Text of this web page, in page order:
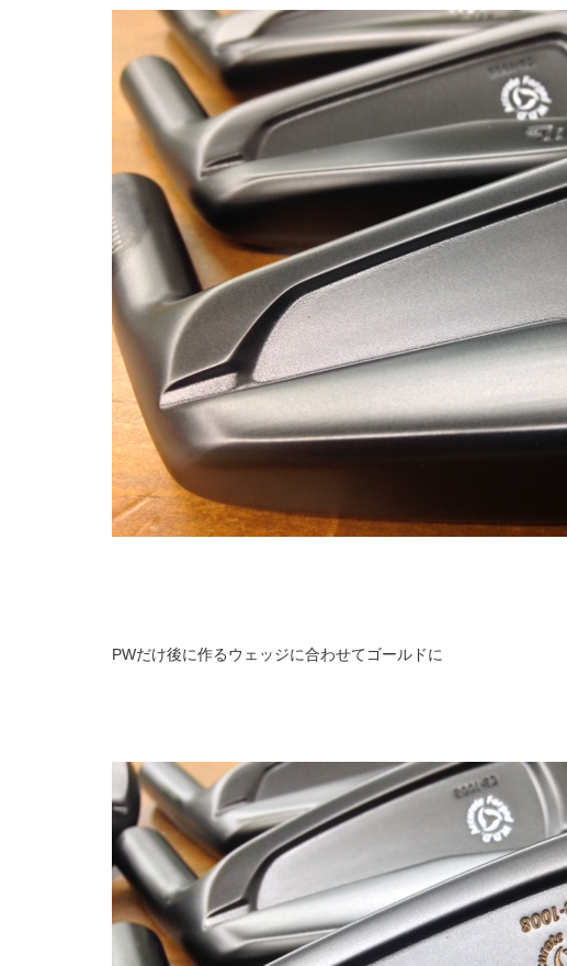
PWだけ後に作るウェッジに合わせてゴールドに